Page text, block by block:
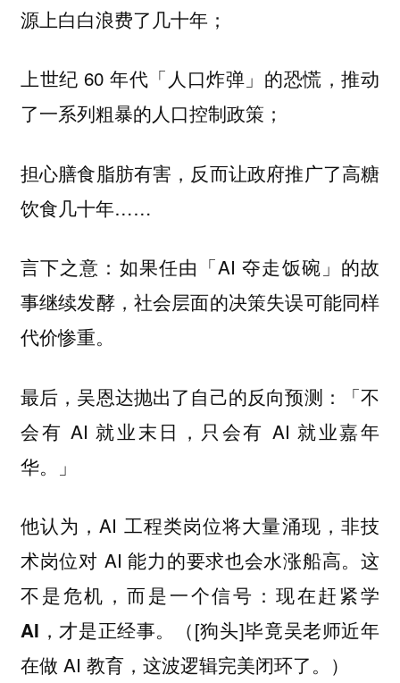
源上白白浪费了几十年；
上世纪 60 年代「人口炸弹」的恐慌，推动
了一系列粗暴的人口控制政策；
担心膳食脂肪有害，反而让政府推广了高糖
饮食几十年……
言下之意：如果任由「AI 夺走饭碗」的故
事继续发酵，社会层面的决策失误可能同样
代价惨重。
最后，吴恩达抛出了自己的反向预测：「不
会有 AI 就业末日，只会有 AI 就业嘉年
华。」
他认为，AI 工程类岗位将大量涌现，非技
术岗位对 AI 能力的要求也会水涨船高。这
不是危机，而是一个信号： 现在赶紧学
AI，才是正经事。
（[狗头]毕竟吴老师近年
在做 AI 教育，这波逻辑完美闭环了。）